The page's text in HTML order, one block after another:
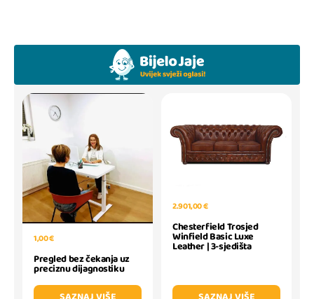
1,00 €
Pregled bez čekanja uz
preciznu dijagnostiku
2.901,00 €
Chesterfield Trosjed
Winfield Basic Luxe
Leather | 3-sjedišta